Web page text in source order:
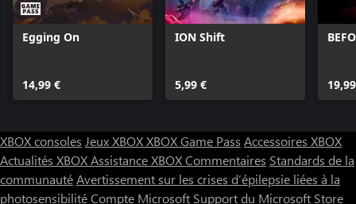
Egging On
14,99 €
ION Shift
5,99 €
XBOX consoles Jeux XBOXXBOX Game Pass Accessoires XBOX
Actualités XBOXAssistance XBOXCommentaires Standards de la
communautéAvertissement sur les crises d’épilepsie liées à la
photosensibilitéCompte Microsoft Support du Microsoft Store